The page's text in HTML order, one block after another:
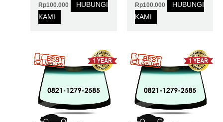
Rp100.000
HUBUNGI
KAMI
Rp100.000
HUBUNGI
KAMI